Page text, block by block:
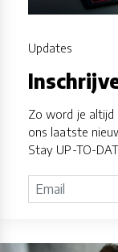
Updates
Zo word je altijd
ons laatste
Stay UP-TO-